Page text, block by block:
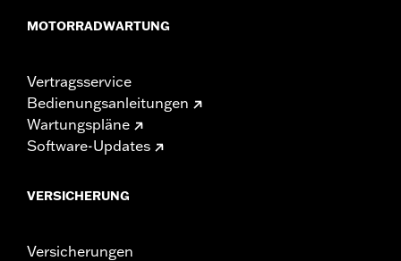
MOTORRADWARTUNG
Vertragsservice
Bedienungsanleitungen
Wartungspläne
Software-Updates
VERSICHERUNG
Versicherungen